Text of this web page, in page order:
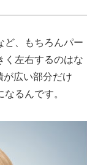
ど、もちろんパー
く左右するのはな
が広い部分だけ
るんです。